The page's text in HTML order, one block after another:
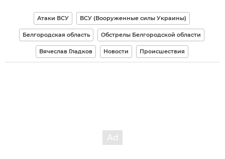
Атаки ВСУ ВСУ (Вооруженные силы Украины)
Белгородская область Обстрелы Белгородской области
Вячеслав Гладков Новости Происшествия